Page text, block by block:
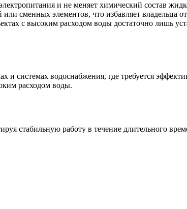
и не меняет химический состав
сменных элементов, что избавляет владельца
с высоким расходом воды достаточно лишь
системах водоснабжения, где требуется
расходом воды.
стабильную работу в течение длительного